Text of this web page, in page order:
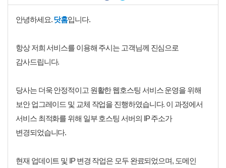
안녕하세요.닷홈입니다.
항상 저희 서비스를 이용해 주시는 고객님께 진심으로
감사드립니다.
당사는 더욱 안정적이고 원활한 웹호스팅 서비스 운영을 위해
보안 업그레이드 및 교체 작업을 진행하였습니다. 이 과정에서
서비스 최적화를 위해 일부 호스팅 서버의 IP 주소가
변경되었습니다.
현재 업데이트 및 IP 변경 작업은 모두 완료되었으며, 도메인